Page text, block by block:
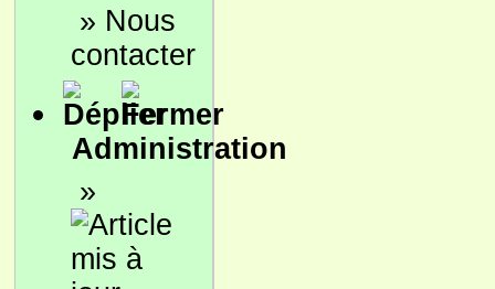
» Nous
contacter
Administration
»